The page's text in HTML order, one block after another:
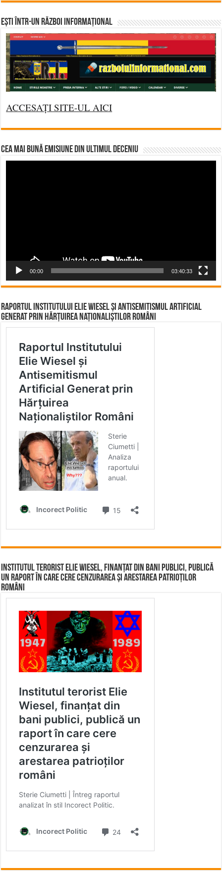
Ești într-un RĂZBOI INFORMAȚIONAL
ACCESAȚI SITE-UL AICI
CEA MAI BUNĂ EMISIUNE DIN ULTIMUL DECENIU
00:00 03:40:33
Raportul Institutului Elie Wiesel și Antisemitismul Artificial
Generat prin Hărțuirea Naționaliștilor Români
Institutul terorist Elie Wiesel, finanțat din bani publici, publică
un raport în care cere cenzurarea și arestarea patrioților
români